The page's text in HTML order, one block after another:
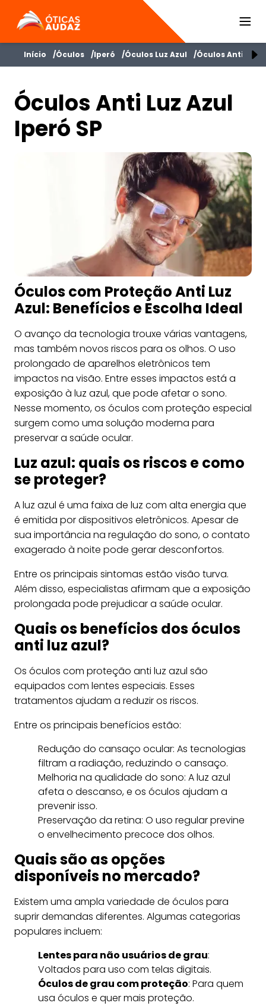
ÓTICAS AUDAZ
Início Óculos Iperó Óculos Luz Azul Óculos Anti Luz
Óculos Anti Luz Azul
Iperó SP
Óculos com Proteção Anti Luz
Azul: Benefícios e Escolha Ideal
O avanço da tecnologia trouxe várias vantagens,
mas também novos riscos para os olhos. O uso
prolongado de aparelhos eletrônicos tem
impactos na visão. Entre esses impactos está a
exposição à luz azul, que pode afetar o sono.
Nesse momento, os óculos com proteção especial
surgem como uma solução moderna para
preservar a saúde ocular.
Luz azul: quais os riscos e como
se proteger?
A luz azul é uma faixa de luz com alta energia que
é emitida por dispositivos eletrônicos. Apesar de
sua importância na regulação do sono, o contato
exagerado à noite pode gerar desconfortos.
Entre os principais sintomas estão visão turva.
Além disso, especialistas afirmam que a exposição
prolongada pode prejudicar a saúde ocular.
Quais os benefícios dos óculos
anti luz azul?
Os óculos com proteção anti luz azul são
equipados com lentes especiais. Esses
tratamentos ajudam a reduzir os riscos.
Entre os principais benefícios estão:
Redução do cansaço ocular: As tecnologias
filtram a radiação, reduzindo o cansaço.
Melhoria na qualidade do sono: A luz azul
afeta o descanso, e os óculos ajudam a
prevenir isso.
Preservação da retina: O uso regular previne
o envelhecimento precoce dos olhos.
Quais são as opções
disponíveis no mercado?
Existem uma ampla variedade de óculos para
suprir demandas diferentes. Algumas categorias
populares incluem:
Lentes para não usuários de grau:
Voltados para uso com telas digitais.
Óculos de grau com proteção: Para quem
usa óculos e quer mais proteção.